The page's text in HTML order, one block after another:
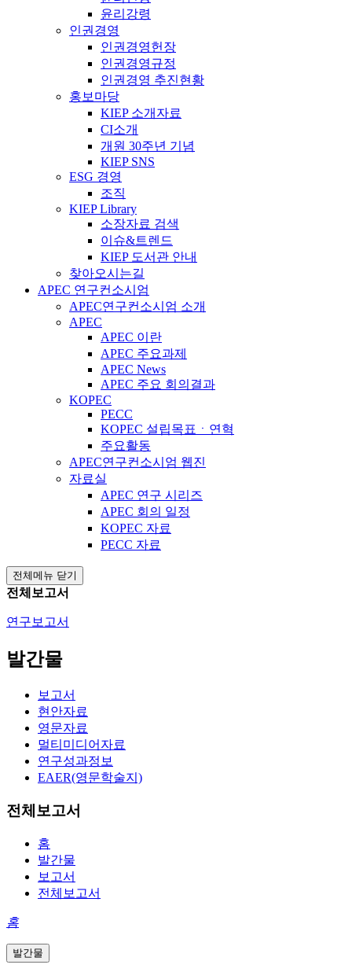
윤리강령
인권경영
인권경영헌장
인권경영규정
인권경영 추진현황
홍보마당
KIEP 소개자료
CI소개
개원 30주년 기념
KIEP SNS
ESG 경영
조직
KIEP Library
소장자료 검색
이슈&트렌드
KIEP 도서관 안내
찾아오시는길
APEC 연구컨소시엄
APEC연구컨소시엄 소개
APEC
APEC 이란
APEC 주요과제
APEC News
APEC 주요 회의결과
KOPEC
PECC
KOPEC 설립목표ㆍ연혁
주요활동
APEC연구컨소시엄 웹진
자료실
APEC 연구 시리즈
APEC 회의 일정
KOPEC 자료
PECC 자료
전체메뉴 닫기
전체보고서
연구보고서
발간물
보고서
현안자료
영문자료
멀티미디어자료
연구성과정보
EAER(영문학술지)
전체보고서
홈
발간물
보고서
전체보고서
홈
발간물